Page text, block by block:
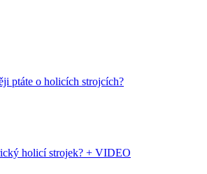
ptáte o holicích strojcích?
holicí strojek? + VIDEO